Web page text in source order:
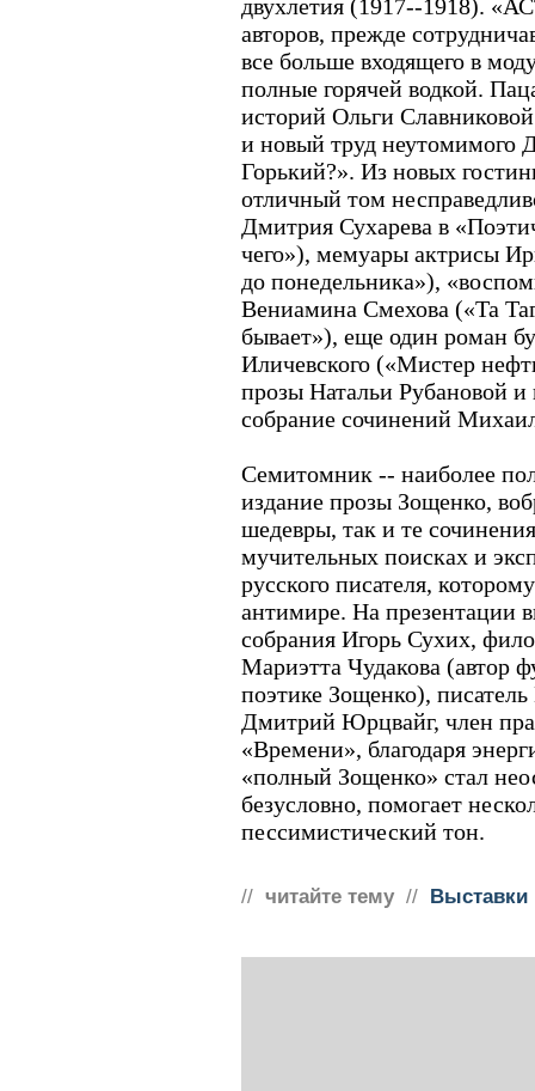
двухлетия (1917--1918).
авторов, прежде
все больше входящего в
полные горячей водкой.
историй Ольги
и новый труд неутомимого
Горький?». Из новых
отличный том
Дмитрия Сухарева в
чего»), мемуары актрисы
до понедельника»),
Вениамина Смехова («Та
бывает»), еще один роман
Иличевского («Мистер
прозы Натальи Рубановой
собрание сочинений
Семитомник -- наиболее
издание прозы Зощенко,
шедевры, так и те
мучительных поисках и
русского писателя,
антимире. На презентации
собрания Игорь Сухих,
Мариэтта Чудакова (автор
поэтике Зощенко),
Дмитрий Юрцвайг, член
«Времени», благодаря
«полный Зощенко» стал
безусловно, помогает
пессимистический тон.
// читайте тему // Выставки